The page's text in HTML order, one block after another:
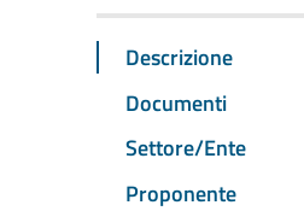
Descrizione
Documenti
Settore/Ente
Proponente